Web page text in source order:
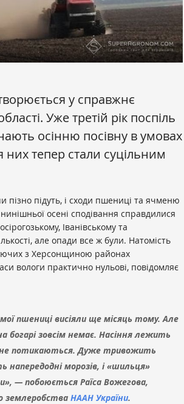
у справжнє
Уже третій рік поспіль
осінню посівну в умовах
них тепер стали суцільним
підуть, і сходи пшениці та ячменю
осені сподівання справдилися
Іванівському та
але опади все ж були. Натомість
з Херсонщиною районах
вологи практично нульові, повідомляє
пшениці висіяли ще місяць тому. Але
богарі зовсім немає. Насіння лежить
не потикаються. Дуже тривожить
напередодні морозів, і «шильця»
— побоюється Раїса Вожегова,
землеробства НААН України.